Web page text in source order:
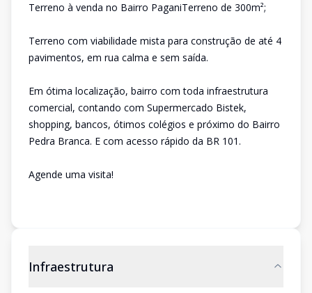
Terreno à venda no Bairro PaganiTerreno de 300m²;
Terreno com viabilidade mista para construção de até 4
pavimentos, em rua calma e sem saída.
Em ótima localização, bairro com toda infraestrutura
comercial, contando com Supermercado Bistek,
shopping, bancos, ótimos colégios e próximo do Bairro
Pedra Branca. E com acesso rápido da BR 101.
Agende uma visita!
Infraestrutura